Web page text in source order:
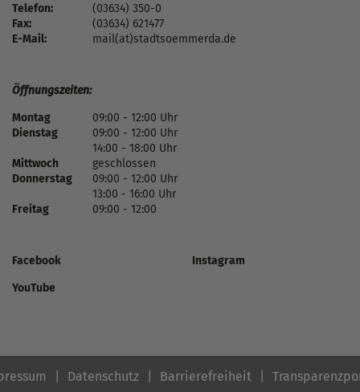
Telefon:
(03634) 350-0
Fax:
(03634) 621477
E-Mail:
mail(at)stadtsoemmerda.de
Öffnungszeiten:
Montag
09:00 - 12:00 Uhr
Dienstag
09:00 - 12:00 Uhr
14:00 - 18:00 Uhr
Mittwoch
geschlossen
Donnerstag
09:00 - 12:00 Uhr
13:00 - 16:00 Uhr
Freitag
09:00 - 12:00
Facebook
Instagram
YouTube
Datenschutz Barrierefreiheit